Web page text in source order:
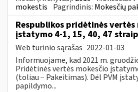
mokestis Pagrindinis: Mokesčių
Respublikos pridėtinės vertės
įstatymo 4-1, 15, 40, 47
Web turinio sąrašas 2022-01-03
Informuojame, kad 2021 m.
Pridėtinės vertės mokesčio
(toliau − Pakeitimas). Dėl PVM
papildymo...